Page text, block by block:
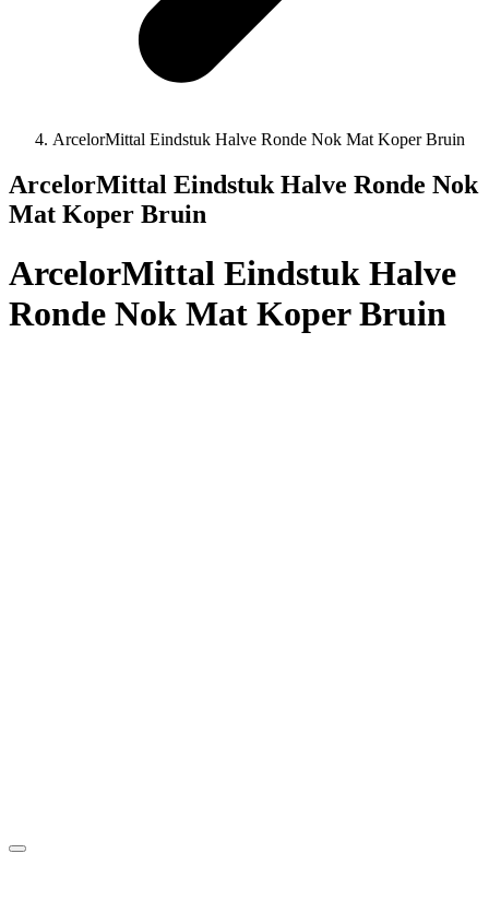
ArcelorMittal Eindstuk Halve Ronde Nok Mat Koper Bruin
ArcelorMittal Eindstuk Halve Ronde Nok
Mat Koper Bruin
ArcelorMittal Eindstuk Halve
Ronde Nok Mat Koper Bruin